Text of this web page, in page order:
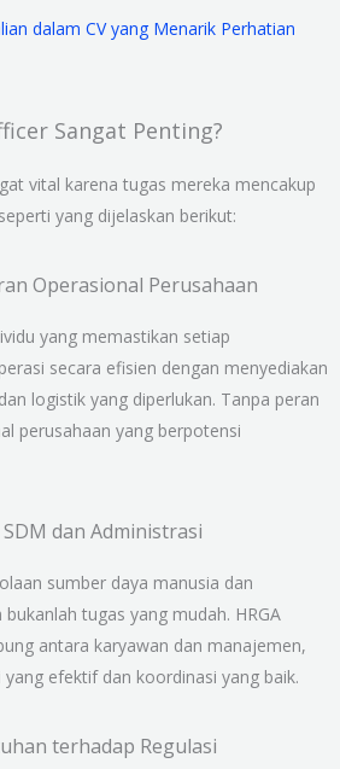
dalam CV yang Menarik Perhatian
Sangat Penting?
vital karena tugas mereka mencakup
yang dijelaskan berikut:
Operasional Perusahaan
yang memastikan setiap
secara efisien dengan menyediakan
logistik yang diperlukan. Tanpa peran
perusahaan yang berpotensi
dan Administrasi
sumber daya manusia dan
tugas yang mudah. HRGA
antara karyawan dan manajemen,
efektif dan koordinasi yang baik.
terhadap Regulasi